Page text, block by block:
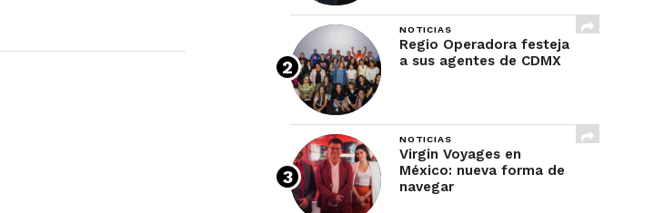
NOTICIAS
Regio Operadora festeja
a sus agentes de CDMX
NOTICIAS
Virgin Voyages en
México: nueva forma de
navegar